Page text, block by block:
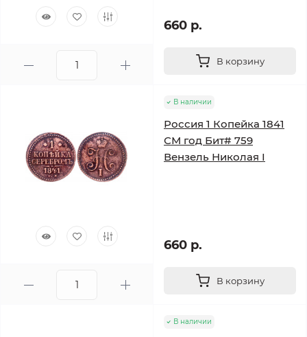
660 р.
В корзину
В наличии
Россия 1 Копейка 1841
СМ год Бит# 759
Вензель Николая I
660 р.
В корзину
В наличии